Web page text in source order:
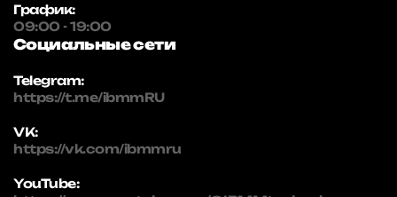
График:
09:00 - 19:00
Социальные сети
Telegram:
https://t.me/ibmmRU
VK:
https://vk.com/ibmmru
YouTube: